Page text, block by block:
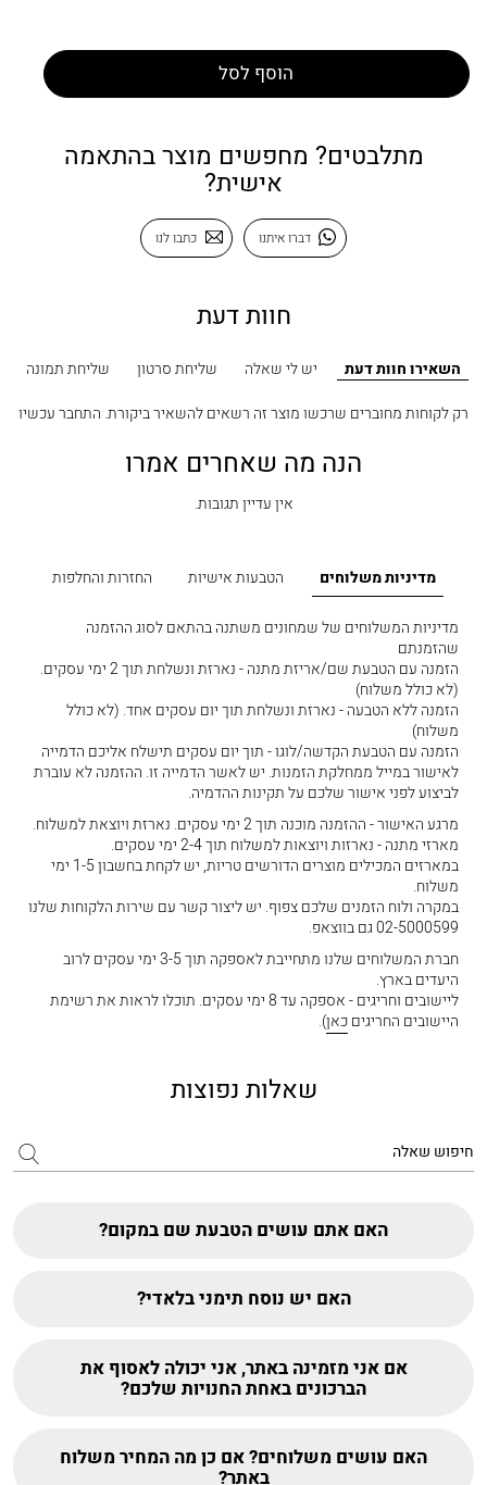
הוסף לסל
מתלבטים? מחפשים מוצר בהתאמה
אישית?
דברו איתנו כתבו לנו
חוות דעת
השאירו חוות דעת יש לי שאלה שליחת סרטון
שליחת תמונה
רק לקוחות מחוברים שרכשו מוצר זה רשאים להשאיר ביקורת. התחבר עכשיו
הנה מה שאחרים אמרו
אין עדיין תגובות.
מדיניות משלוחים הטבעות אישיות החזרות והחלפות
מדיניות המשלוחים של שמחונים משתנה בהתאם לסוג ההזמנה
שהזמנתם
הזמנה עם הטבעת שם/אריזת מתנה - נארזת ונשלחת תוך 2 ימי עסקים.
(לא כולל משלוח)
הזמנה ללא הטבעה - נארזת ונשלחת תוך יום עסקים אחד. (לא כולל
משלוח)
הזמנה עם הטבעת הקדשה/לוגו - תוך יום עסקים תישלח אליכם הדמייה
לאישור במייל ממחלקת הזמנות. יש לאשר הדמייה זו. ההזמנה לא עוברת
לביצוע לפני אישור שלכם על תקינות ההדמיה.
מרגע האישור - ההזמנה מוכנה תוך 2 ימי עסקים. נארזת ויוצאת למשלוח.
מארזי מתנה - נארזות ויוצאות למשלוח תוך 2-4 ימי עסקים.
במארזים המכילים מוצרים הדורשים טריות, יש לקחת בחשבון 1-5 ימי
משלוח.
במקרה ולוח הזמנים שלכם צפוף. יש ליצור קשר עם שירות הלקוחות שלנו
02-5000599 גם בווצאפ.
חברת המשלוחים שלנו מתחייבת לאספקה תוך 3-5 ימי עסקים לרוב
היעדים בארץ.
ליישובים וחריגים - אספקה עד 8 ימי עסקים. תוכלו לראות את רשימת
היישובים החריגיםכאן).
שאלות נפוצות
האם אתם עושים הטבעת שם במקום?
האם יש נוסח תימני בלאדי?
אם אני מזמינה באתר, אני יכולה לאסוף את
הברכונים באחת החנויות שלכם?
האם עושים משלוחים? אם כן מה המחיר משלוח
באתר?